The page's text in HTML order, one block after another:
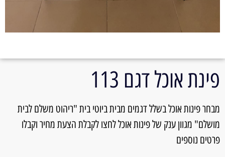
פינת אוכל דגם 113
מבחר פינות אוכל בשלל דגמים מבית ביוטי בית "ריהוט משלם לבית
מושלם" מגוון ענק של פינות אוכל לחצו לקבלת הצעת מחיר וקבלו
פרטים נוספים